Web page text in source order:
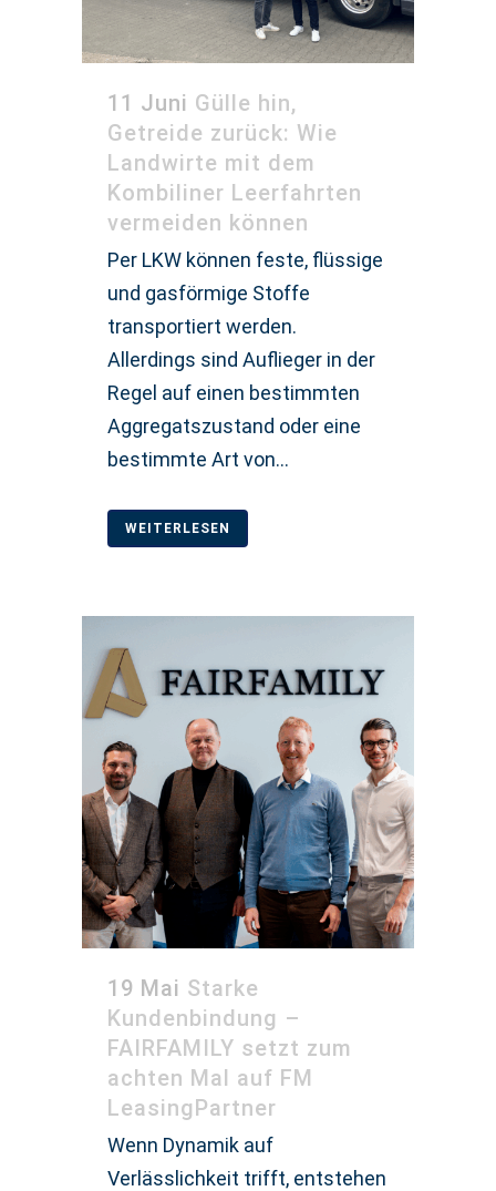
11 Juni Gülle hin,
Getreide zurück: Wie
Landwirte mit dem
Kombiliner Leerfahrten
vermeiden können
Per LKW können feste, flüssige
und gasförmige Stoffe
transportiert werden.
Allerdings sind Auflieger in der
Regel auf einen bestimmten
Aggregatszustand oder eine
bestimmte Art von...
WEITERLESEN
19 Mai Starke
Kundenbindung –
FAIRFAMILY setzt zum
achten Mal auf FM
LeasingPartner
Wenn Dynamik auf
Verlässlichkeit trifft, entstehen